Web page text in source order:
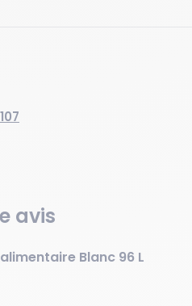
avis
Blanc 96 L